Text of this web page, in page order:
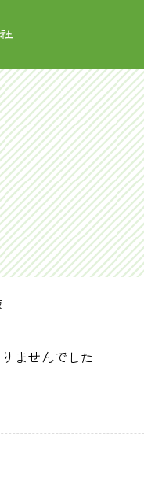
ませんでした